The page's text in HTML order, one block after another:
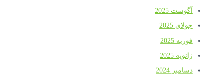
آگوست 2025
جولای 2025
فوریه 2025
ژانویه 2025
دسامبر 2024